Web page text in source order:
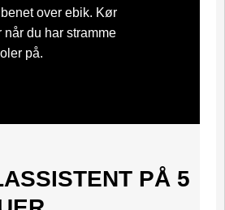
over ebik. Kør
du har stramme
på.
PÅ 5